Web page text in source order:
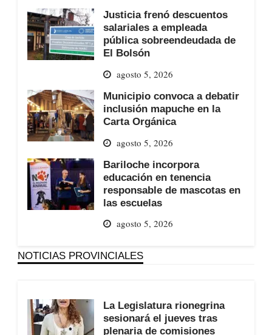
Justicia frenó descuentos
salariales a empleada
pública sobreendeudada de
El Bolsón
agosto 5, 2026
Municipio convoca a debatir
inclusión mapuche en la
Carta Orgánica
agosto 5, 2026
Bariloche incorpora
educación en tenencia
responsable de mascotas en
las escuelas
agosto 5, 2026
NOTICIAS PROVINCIALES
La Legislatura rionegrina
sesionará el jueves tras
plenaria de comisiones